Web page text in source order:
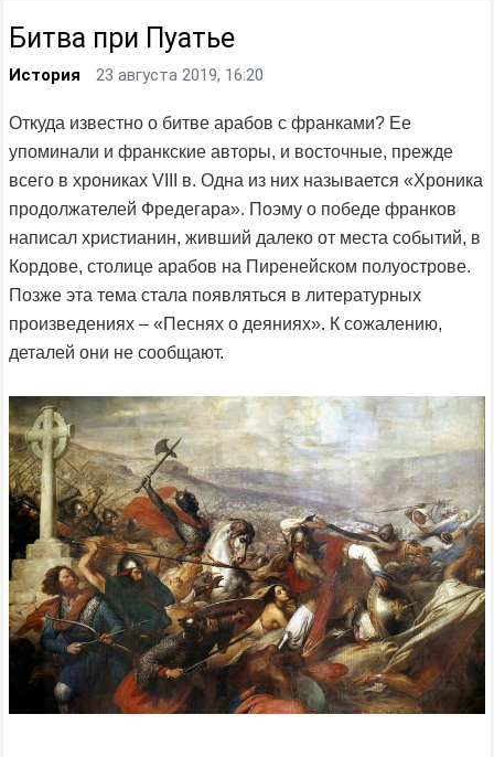
Битва при Пуатье
История 23 августа 2019, 16:20
Откуда известно о битве арабов с франками? Ее
упоминали и франкские авторы, и восточные, прежде
всего в хрониках VIII в. Одна из них называется «Хроника
продолжателей Фредегара». Поэму о победе франков
написал христианин, живший далеко от места событий, в
Кордове, столице арабов на Пиренейском полуострове.
Позже эта тема стала появляться в литературных
произведениях – «Песнях о деяниях». К сожалению,
деталей они не сообщают.